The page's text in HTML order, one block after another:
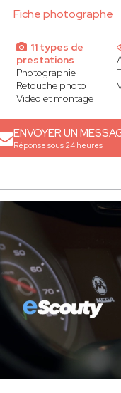
Fiche photographe
11 types de
prestations
Photographie
Retouche photo
Vidéo et montage
ENVOYER UN
Réponse sous 24 heures